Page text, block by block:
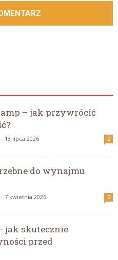
– jak przywrócić
- 13 lipca 2026 0
do wynajmu
- 7 kwietnia 2026 0
jak skutecznie
przed